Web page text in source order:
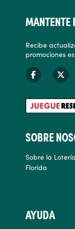
MANTENTE
Recibe
promociones
SOBRE
Sobre la
Florida
AYUDA